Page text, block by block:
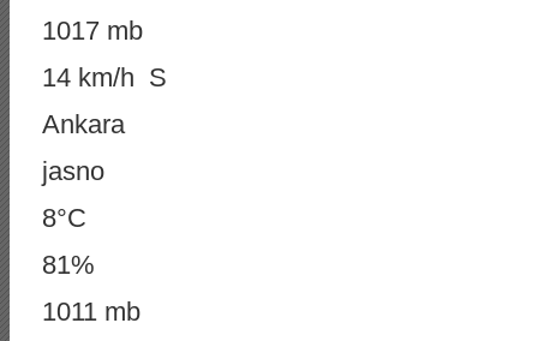
1017 mb
14 km/h S
Ankara
jasno
8°C
81%
1011 mb